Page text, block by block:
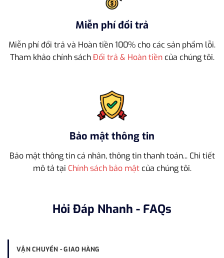
Miễn phí đổi trả
Miễn phí đổi trả và Hoàn tiền 100% cho các sản phẩm lỗi.
Tham khảo chính sáchĐổi trả & Hoàn tiềncủa chúng tôi.
Bảo mật thông tin
Bảo mật thông tin cá nhân, thông tin thanh toán... Chi tiết
mô tả tại Chính sách bảo mậtcủa chúng tôi.
Hỏi Đáp Nhanh - FAQs
VẬN CHUYỂN - GIAO HÀNG